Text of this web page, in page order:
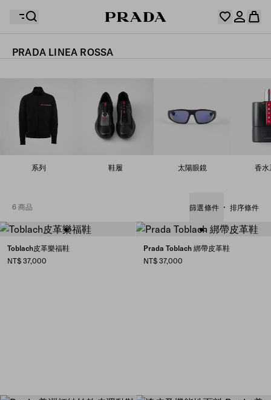
您的購物袋是空的
登入或註冊個人帳戶。
登入或註冊個人帳戶。
PRADA LINEA ROSSA
系列 鞋履 太陽眼鏡 香水
6 商品 篩選條件 排序條件
Toblach皮革樂福鞋
NT$ 37,000
Prada Toblach 綁帶皮革鞋
NT$ 37,000